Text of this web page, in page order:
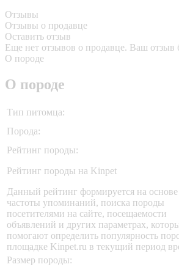
Отзывы
Отзывы о продавце
Оставить отзыв
Еще нет отзывов о продавце. Ваш отзыв
О породе
О породе
Тип питомца:
Порода:
Рейтинг породы:
Рейтинг породы на Kinpet
Данный рейтинг формируется на основе
частоты упоминаний, поиска породы
посетителями на сайте, посещаемости
объявлений и других параметрах,
помогают определить популярность
площадке Kinpet.ru в текущий период
Размер породы: